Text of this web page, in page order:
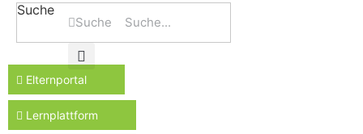
Suche
Suche
Elternportal
Lernplattform